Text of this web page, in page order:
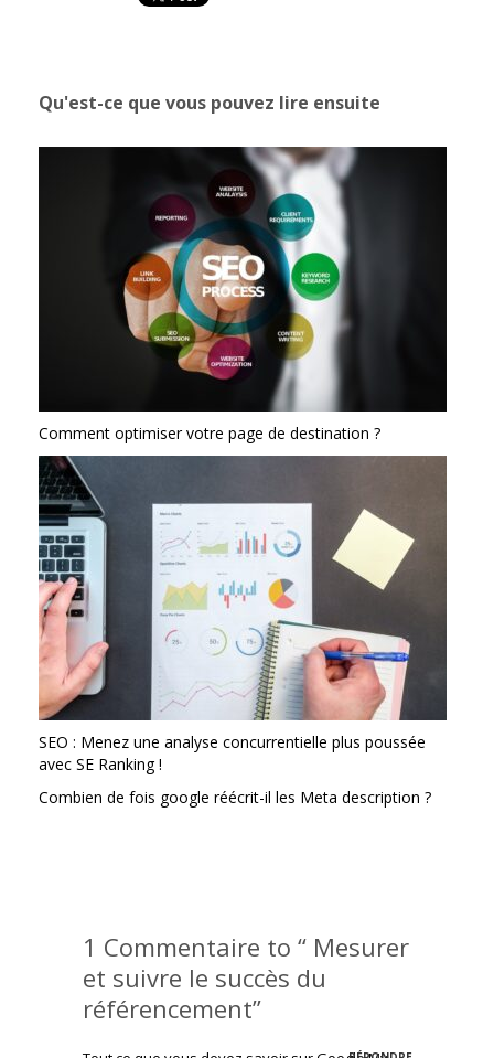
Qu'est-ce que vous pouvez lire ensuite
Comment optimiser votre page de destination ?
SEO : Menez une analyse concurrentielle plus poussée
avec SE Ranking !
Combien de fois google réécrit-il les Meta description ?
1 Commentaire to “ Mesurer
et suivre le succès du
référencement”